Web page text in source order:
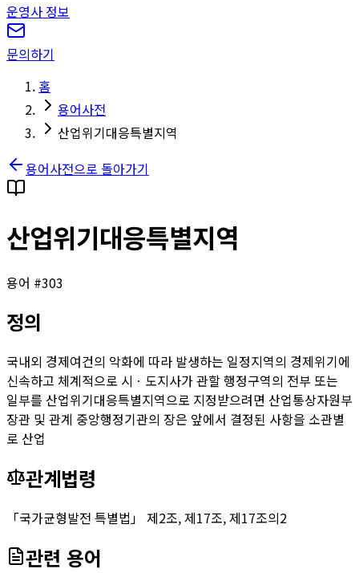
운영사 정보
문의하기
홈
용어사전
산업위기대응특별지역
용어사전으로 돌아가기
산업위기대응특별지역
용어 #303
정의
국내외 경제여건의 악화에 따라 발생하는 일정지역의 경제위기에
신속하고 체계적으로 시ㆍ도지사가 관할 행정구역의 전부 또는
일부를 산업위기대응특별지역으로 지정받으려면 산업통상자원부
장관 및 관계 중앙행정기관의 장은 앞에서 결정된 사항을 소관별
로 산업
관계법령
「국가균형발전 특별법」 제2조, 제17조, 제17조의2
관련 용어